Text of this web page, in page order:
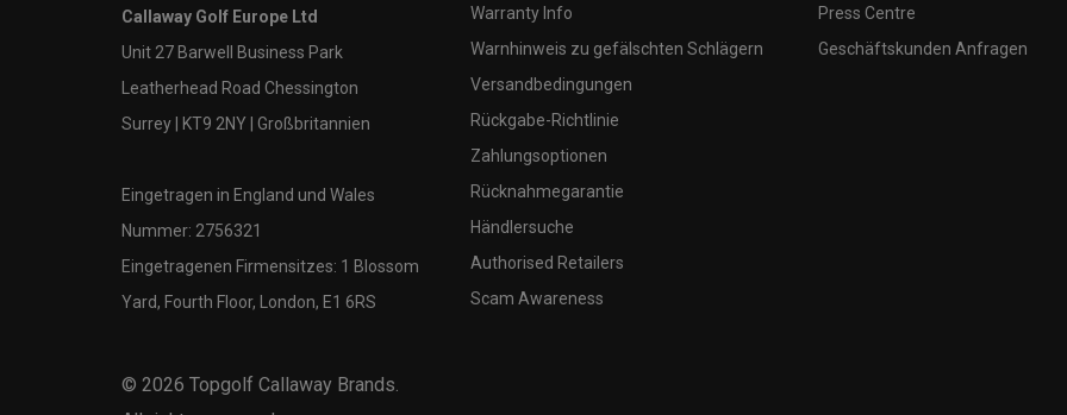
Callaway Golf Europe Ltd
Unit 27 Barwell Business Park
Leatherhead Road Chessington
Surrey | KT9 2NY | Großbritannien
Eingetragen in England und Wales
Nummer: 2756321
Eingetragenen Firmensitzes: 1 Blossom
Yard, Fourth Floor, London, E1 6RS
© 2026 Topgolf Callaway Brands.
Warranty Info
Warnhinweis zu gefälschten Schlägern
Versandbedingungen
Rückgabe-Richtlinie
Zahlungsoptionen
Rücknahmegarantie
Händlersuche
Authorised Retailers
Scam Awareness
Press Centre
Geschäftskunden Anfragen